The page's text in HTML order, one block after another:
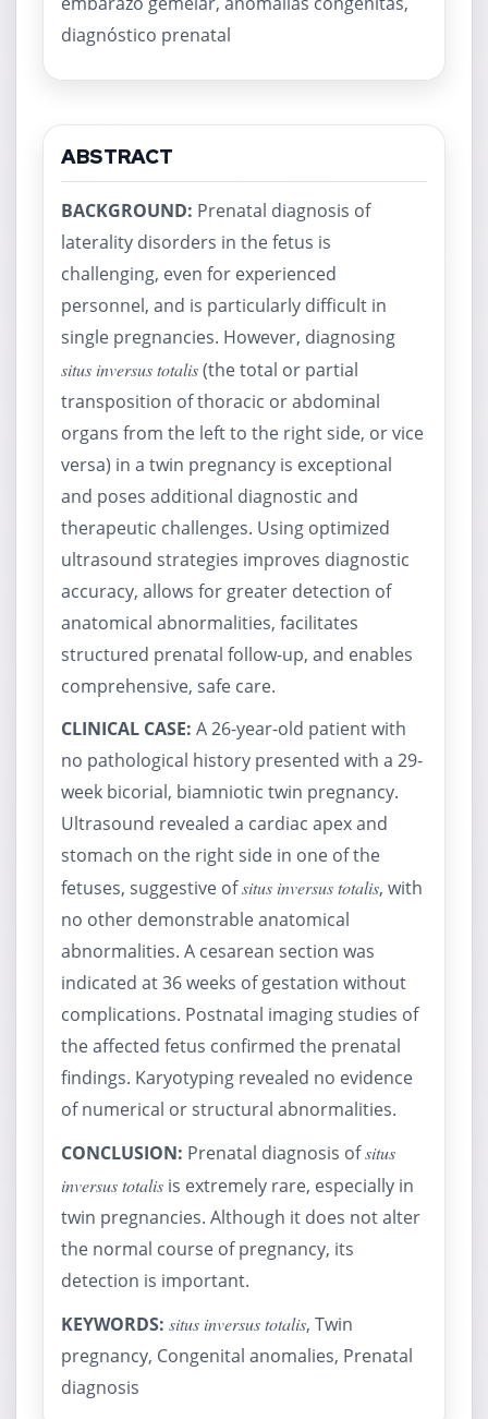
diagnóstico prenatal
ABSTRACT
BACKGROUND: Prenatal diagnosis of
laterality disorders in the fetus is
challenging, even for experienced
personnel, and is particularly difficult in
single pregnancies. However, diagnosing
situs inversus totalis(the total or partial
transposition of thoracic or abdominal
organs from the left to the right side, or vice
versa) in a twin pregnancy is exceptional
and poses additional diagnostic and
therapeutic challenges. Using optimized
ultrasound strategies improves diagnostic
accuracy, allows for greater detection of
anatomical abnormalities, facilitates
structured prenatal follow-up, and enables
comprehensive, safe care.
CLINICAL CASE: A 26-year-old patient with
no pathological history presented with a 29-
week bicorial, biamniotic twin pregnancy.
Ultrasound revealed a cardiac apex and
stomach on the right side in one of the
fetuses, suggestive ofsitus inversus totalis, with
no other demonstrable anatomical
abnormalities. A cesarean section was
indicated at 36 weeks of gestation without
complications. Postnatal imaging studies of
the affected fetus confirmed the prenatal
findings. Karyotyping revealed no evidence
of numerical or structural abnormalities.
CONCLUSION: Prenatal diagnosis ofsitus
inversus totalis is extremely rare, especially in
twin pregnancies. Although it does not alter
the normal course of pregnancy, its
detection is important.
KEYWORDS: situs inversus totalis, Twin
pregnancy, Congenital anomalies, Prenatal
diagnosis